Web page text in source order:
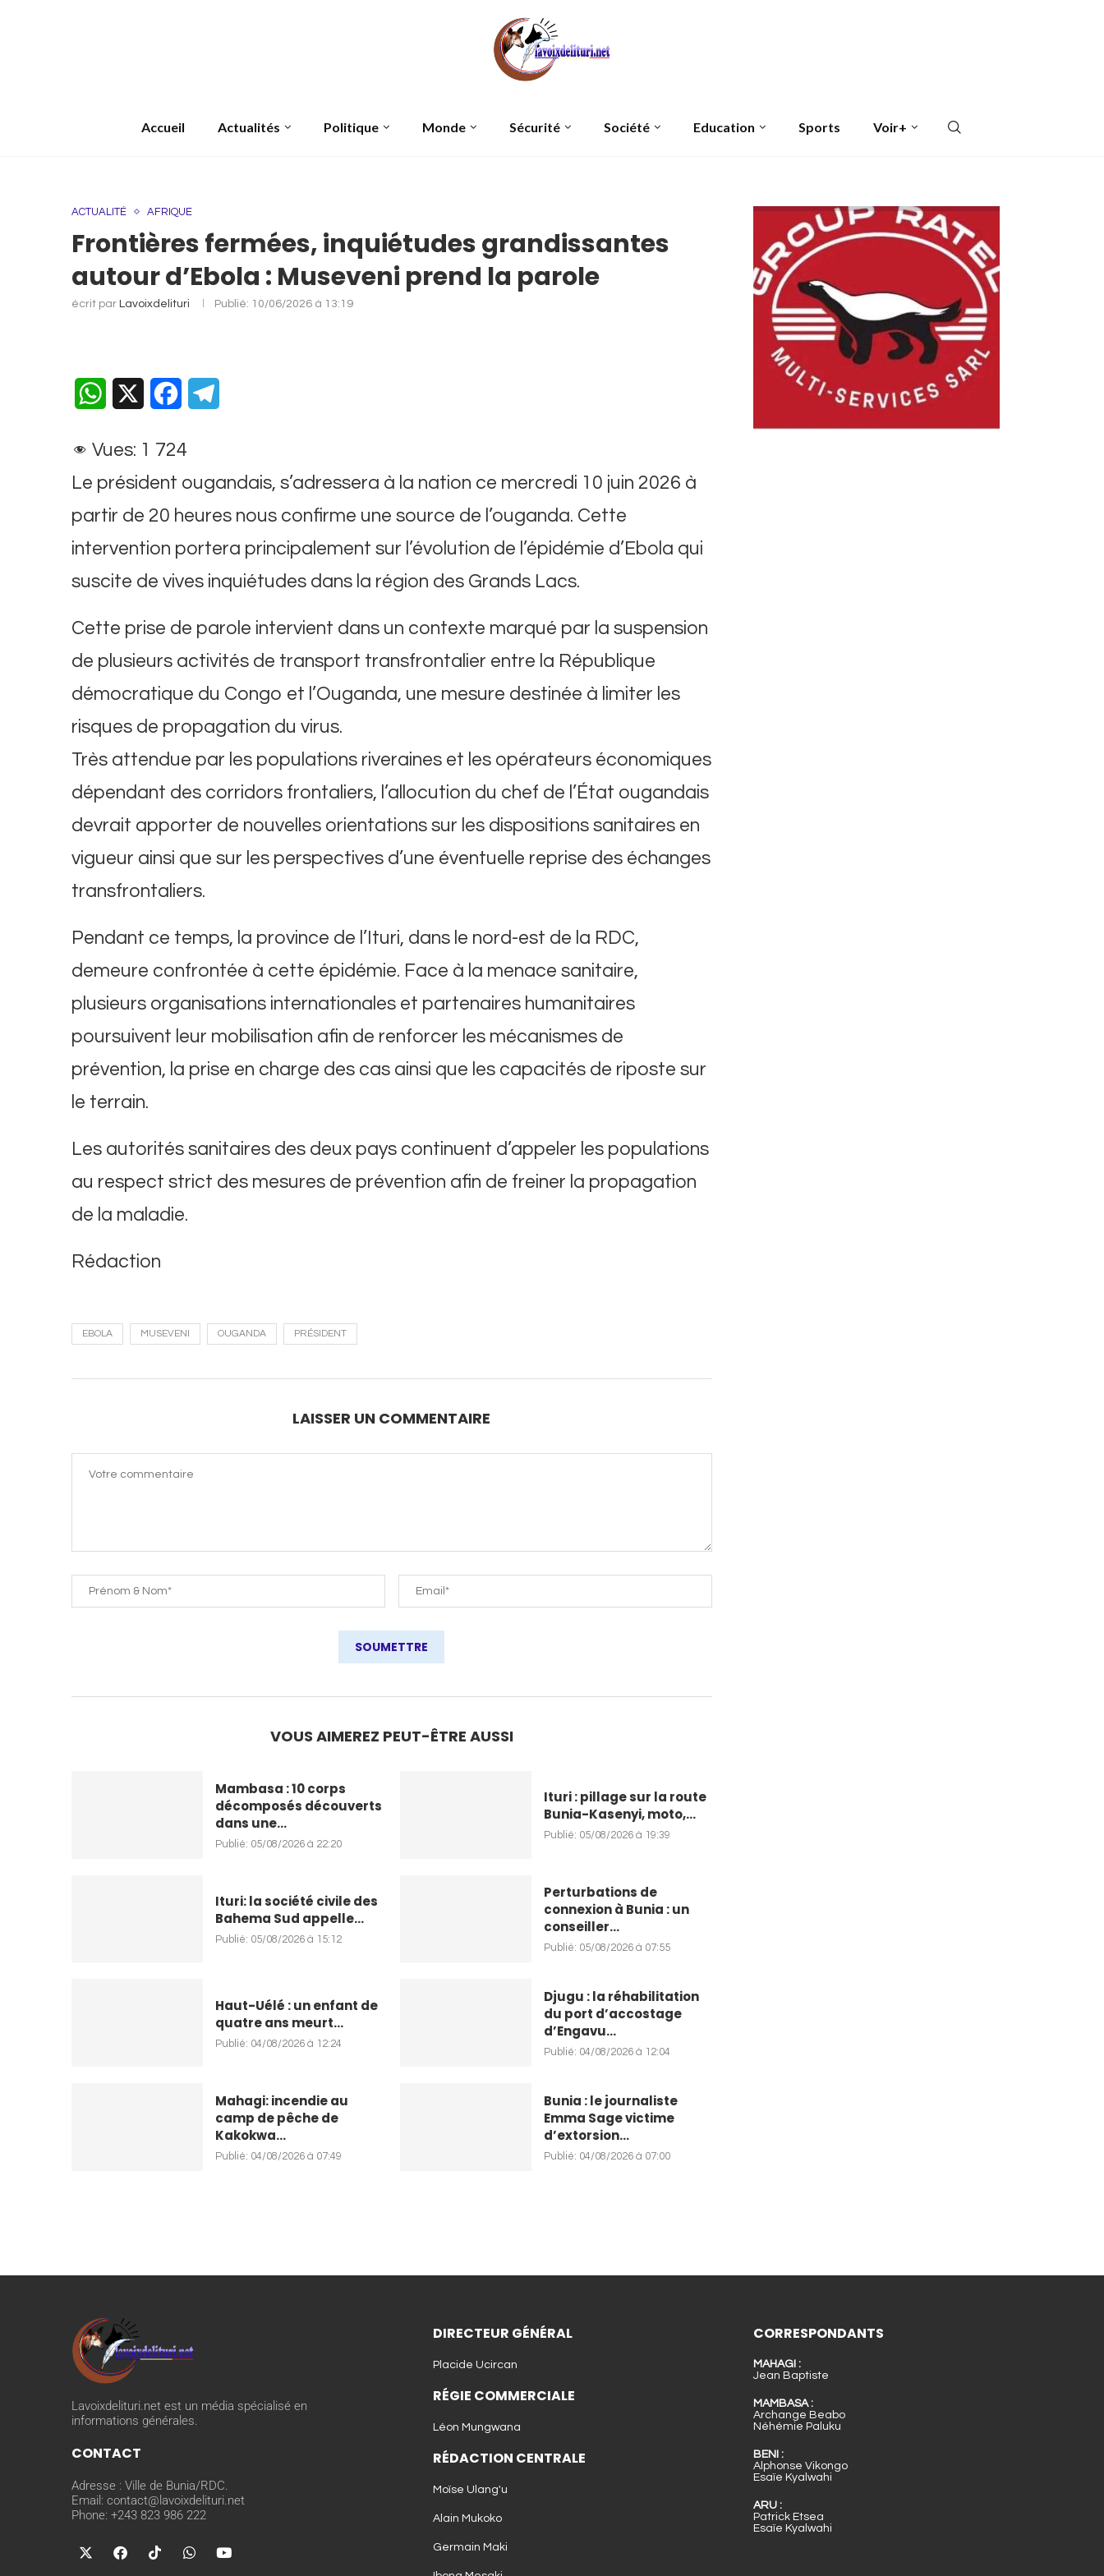
Accueil Actualités Politique Monde Sécurité Société Education Sports Voir+
ACTUALITÉ AFRIQUE
Frontières fermées, inquiétudes grandissantes
autour d’Ebola : Museveni prend la parole
écrit par Lavoixdelituri Publié: 10/06/2026 à 13:19
WhatsApp Facebook
Vues: 1 724
Le président ougandais, s’adressera à la nation ce mercredi 10 juin 2026 à
partir de 20 heures nous confirme une source de l’ouganda. Cette
intervention portera principalement sur l’évolution de l’épidémie d’Ebola qui
suscite de vives inquiétudes dans la région des Grands Lacs.
Cette prise de parole intervient dans un contexte marqué par la suspension
de plusieurs activités de transport transfrontalier entre la République
démocratique du Congo et l’Ouganda, une mesure destinée à limiter les
risques de propagation du virus.
Très attendue par les populations riveraines et les opérateurs économiques
dépendant des corridors frontaliers, l’allocution du chef de l’État ougandais
devrait apporter de nouvelles orientations sur les dispositions sanitaires en
vigueur ainsi que sur les perspectives d’une éventuelle reprise des échanges
transfrontaliers.
Pendant ce temps, la province de l’Ituri, dans le nord-est de la RDC,
demeure confrontée à cette épidémie. Face à la menace sanitaire,
plusieurs organisations internationales et partenaires humanitaires
poursuivent leur mobilisation afin de renforcer les mécanismes de
prévention, la prise en charge des cas ainsi que les capacités de riposte sur
le terrain.
Les autorités sanitaires des deux pays continuent d’appeler les populations
au respect strict des mesures de prévention afin de freiner la propagation
de la maladie.
Rédaction
EBOLA MUSEVENI OUGANDA PRÉSIDENT
LAISSER UN COMMENTAIRE
VOUS AIMEREZ PEUT-ÊTRE AUSSI
Mambasa : 10 corps
décomposés découverts
dans une...
Publié: 05/08/2026 à 22:20
Ituri : pillage sur la route
Bunia-Kasenyi, moto,...
Publié: 05/08/2026 à 19:39
Ituri: la société civile des
Bahema Sud appelle...
Publié: 05/08/2026 à 15:12
Perturbations de
connexion à Bunia : un
conseiller...
Publié: 05/08/2026 à 07:55
Haut-Uélé : un enfant de
quatre ans meurt...
Publié: 04/08/2026 à 12:24
Djugu : la réhabilitation
du port d’accostage
d’Engavu...
Publié: 04/08/2026 à 12:04
Mahagi: incendie au
camp de pêche de
Kakokwa...
Publié: 04/08/2026 à 07:49
Bunia : le journaliste
Emma Sage victime
d’extorsion...
Publié: 04/08/2026 à 07:00
Lavoixdelituri.net est un média spécialisé en
informations générales.
CONTACT
Adresse : Ville de Bunia/RDC.
Email: contact@lavoixdelituri.net
Phone: +243 823 986 222
DIRECTEUR GÉNÉRAL
Placide Ucircan
RÉGIE COMMERCIALE
Léon Mungwana
RÉDACTION CENTRALE
Moïse Ulang'u
Alain Mukoko
Germain Maki
CORRESPONDANTS
MAHAGI :
Jean Baptiste
MAMBASA :
Archange Beabo
Néhémie Paluku
BENI :
Alphonse Vikongo
Esaïe Kyalwahi
ARU :
Patrick Etsea
Esaïe Kyalwahi